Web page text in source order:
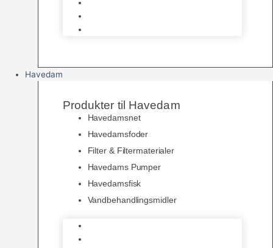
Havedam
Produkter til Havedam
Havedamsnet
Havedamsfoder
Filter & Filtermaterialer
Havedams Pumper
Havedamsfisk
Vandbehandlingsmidler